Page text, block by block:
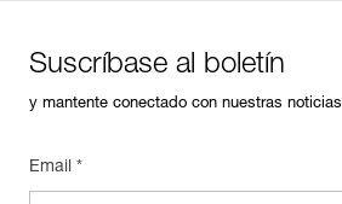
Suscríbase al boletín
y mantente conectado con nuestras noticias
Email *